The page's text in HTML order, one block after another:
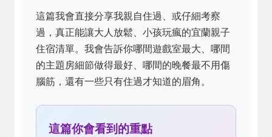
這篇我會直接分享我親自住過、或仔細考察
過，真正能讓大人放鬆、小孩玩瘋的宜蘭親子
住宿清單。我會告訴你哪間遊戲室最大、哪間
的主題房細節做得最好、哪間的晚餐最不用傷
腦筋，還有一些只有住過才知道的眉角。
這篇你會看到的重點